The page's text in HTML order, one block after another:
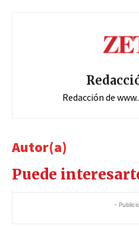
Redacción de
Autor(a)
Puede
-